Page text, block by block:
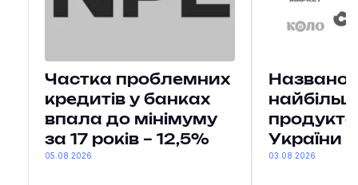
Частка проблемних
кредитів у банках
впала до мінімуму
за 17 років – 12,5%
05.08.2026
Названо
України
03.08.2026